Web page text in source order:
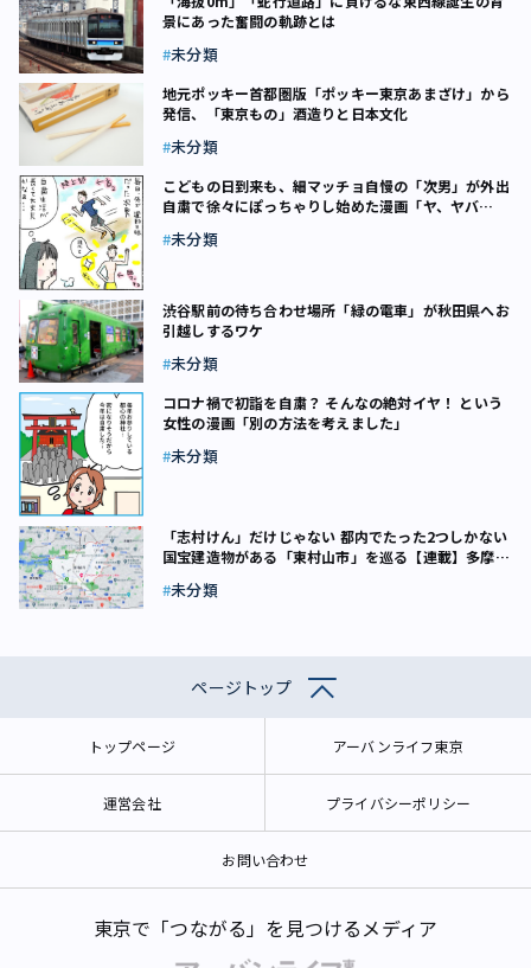
景にあった奮闘の軌跡とは
未分類
地元ポッキー首都圏版「ポッキー東京あまざけ」から
発信、「東京もの」酒造りと日本文化
未分類
こどもの日到来も、細マッチョ自慢の「次男」が外出
自粛で徐々にぽっちゃりし始めた漫画「ヤ、ヤバ
未分類
渋谷駅前の待ち合わせ場所「緑の電車」が秋田県へお
引越しするワケ
未分類
コロナ禍で初詣を自粛？ そんなの絶対イヤ！ という
女性の漫画「別の方法を考えました」
未分類
「志村けん」だけじゃない 都内でたった2つしかない
国宝建造物がある「東村山市」を巡る【連載】多摩は
未分類
ページトップ
トップページ アーバンライフ東京
運営会社 プライバシーポリシー
お問い合わせ
東京で「つながる」を見つけるメディア